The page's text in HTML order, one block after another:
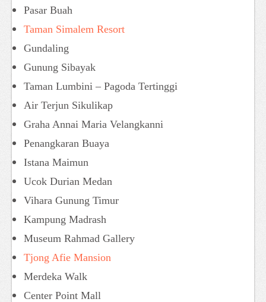
Pasar Buah
Taman Simalem Resort
Gundaling
Gunung Sibayak
Taman Lumbini – Pagoda Tertinggi
Air Terjun Sikulikap
Graha Annai Maria Velangkanni
Penangkaran Buaya
Istana Maimun
Ucok Durian Medan
Vihara Gunung Timur
Kampung Madrash
Museum Rahmad Gallery
Tjong Afie Mansion
Merdeka Walk
Center Point Mall